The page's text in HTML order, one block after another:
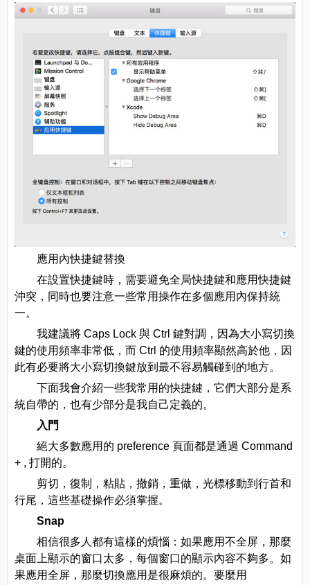
應用內快捷鍵替換
在設置快捷鍵時，需要避免全局快捷鍵和應用快捷鍵
沖突，同時也要注意一些常用操作在多個應用內保持統
一。
我建議將 Caps Lock 與 Ctrl 鍵對調，因為大小寫切換
鍵的使用頻率非常低，而 Ctrl 的使用頻率顯然高於他，因
此有必要將大小寫切換鍵放到最不容易觸碰到的地方。
下面我會介紹一些我常用的快捷鍵，它們大部分是系
統自帶的，也有少部分是我自己定義的。
入門
絕大多數應用的 preference 頁面都是通過 Command
+ , 打開的。
剪切，復制，粘貼，撤銷，重做，光標移動到行首和
行尾，這些基礎操作必須掌握。
Snap
相信很多人都有這樣的煩惱：如果應用不全屏，那麼
桌面上顯示的窗口太多，每個窗口的顯示內容不夠多。如
果應用全屏，那麼切換應用是很麻煩的。要麼用